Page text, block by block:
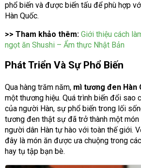
phổ biến và được biến tấu để phù hợp
Hàn Quốc.
>> Tham khảo thêm: Giới thiệu cách
ngọt ăn Shushi – Ẩm thực Nhật Bản
Phát Triển Và Sự Phổ Biến
Qua hàng trăm năm, mì tương đen Hàn
một thương hiệu. Quá trình biến đổi sao
của người Hàn, sự phổ biến trong lối
tương đen thật sự đã trở thành một món
người dân Hàn tự hào với toàn thế giới.
đây là món ăn được ưa chuộng trong
hay tụ tập bạn bè.